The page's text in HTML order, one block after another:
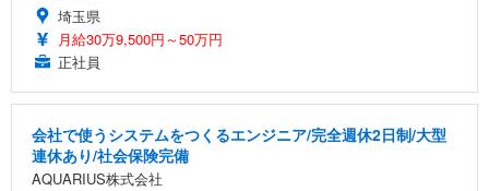
埼玉県
月給30万9,500円～50万円
正社員
会社で使うシステムをつくるエンジニア/完全週休2日制/大型
連休あり/社会保険完備
AQUARIUS株式会社